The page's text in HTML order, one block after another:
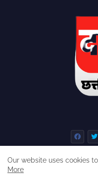
Our website uses cookies
More